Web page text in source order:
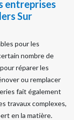
entreprises
Sur
pour les
nombre de
réparer les
ou remplacer
fait également
travaux complexes,
en la matière.